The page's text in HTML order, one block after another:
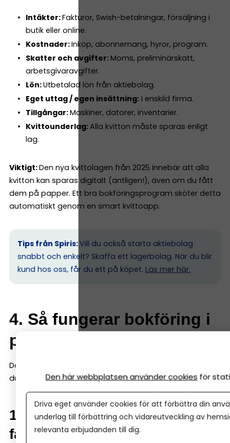
Intäkter:Fakturor, Swish-betalningar, försäljning i
butik eller online.
Kostnader:Inköp, abonnemang, hyror, program.
Skatter och avgifter: Moms, preliminärskatt,
arbetsgivaravgifter.
Lön:Utbetalad lön från aktiebolag.
Eget uttag / egen insättning:I enskild firma.
Tillgångar:Maskiner, datorer, inventarier.
Kvittounderlag:Alla kvitton måste sparas enligt
lag.
Viktigt:Den nya kvittolagen från 2025 innebär att alla
kvitton kan sparas digitalt (äntligen!), även om du fått
dem på papper. Ett bra bokföringsprogram sköter detta
automatiskt genom en smart kvittoapp.
Tips från Spiris:Vill du också starta aktiebolag
snabbt och enkelt? Skaffa ett lagerbolag. När du blir
kund hos oss, får du ett på köpet. Läs mer här.
4. Så fungerar bokföring i
praktiken (steg för steg)
Det är här många tror att bokföring blir svårt. Men gör
du det enkelt, så är det enkelt. Här är grunderna:
1. Samla alla kvitton och
fakturor digitalt
Den här webbplatsen använder cookies för
Driva eget använder cookies för att förbättra din
underlag till förbättring och vidareutveckling av
relevanta erbjudanden till dig.